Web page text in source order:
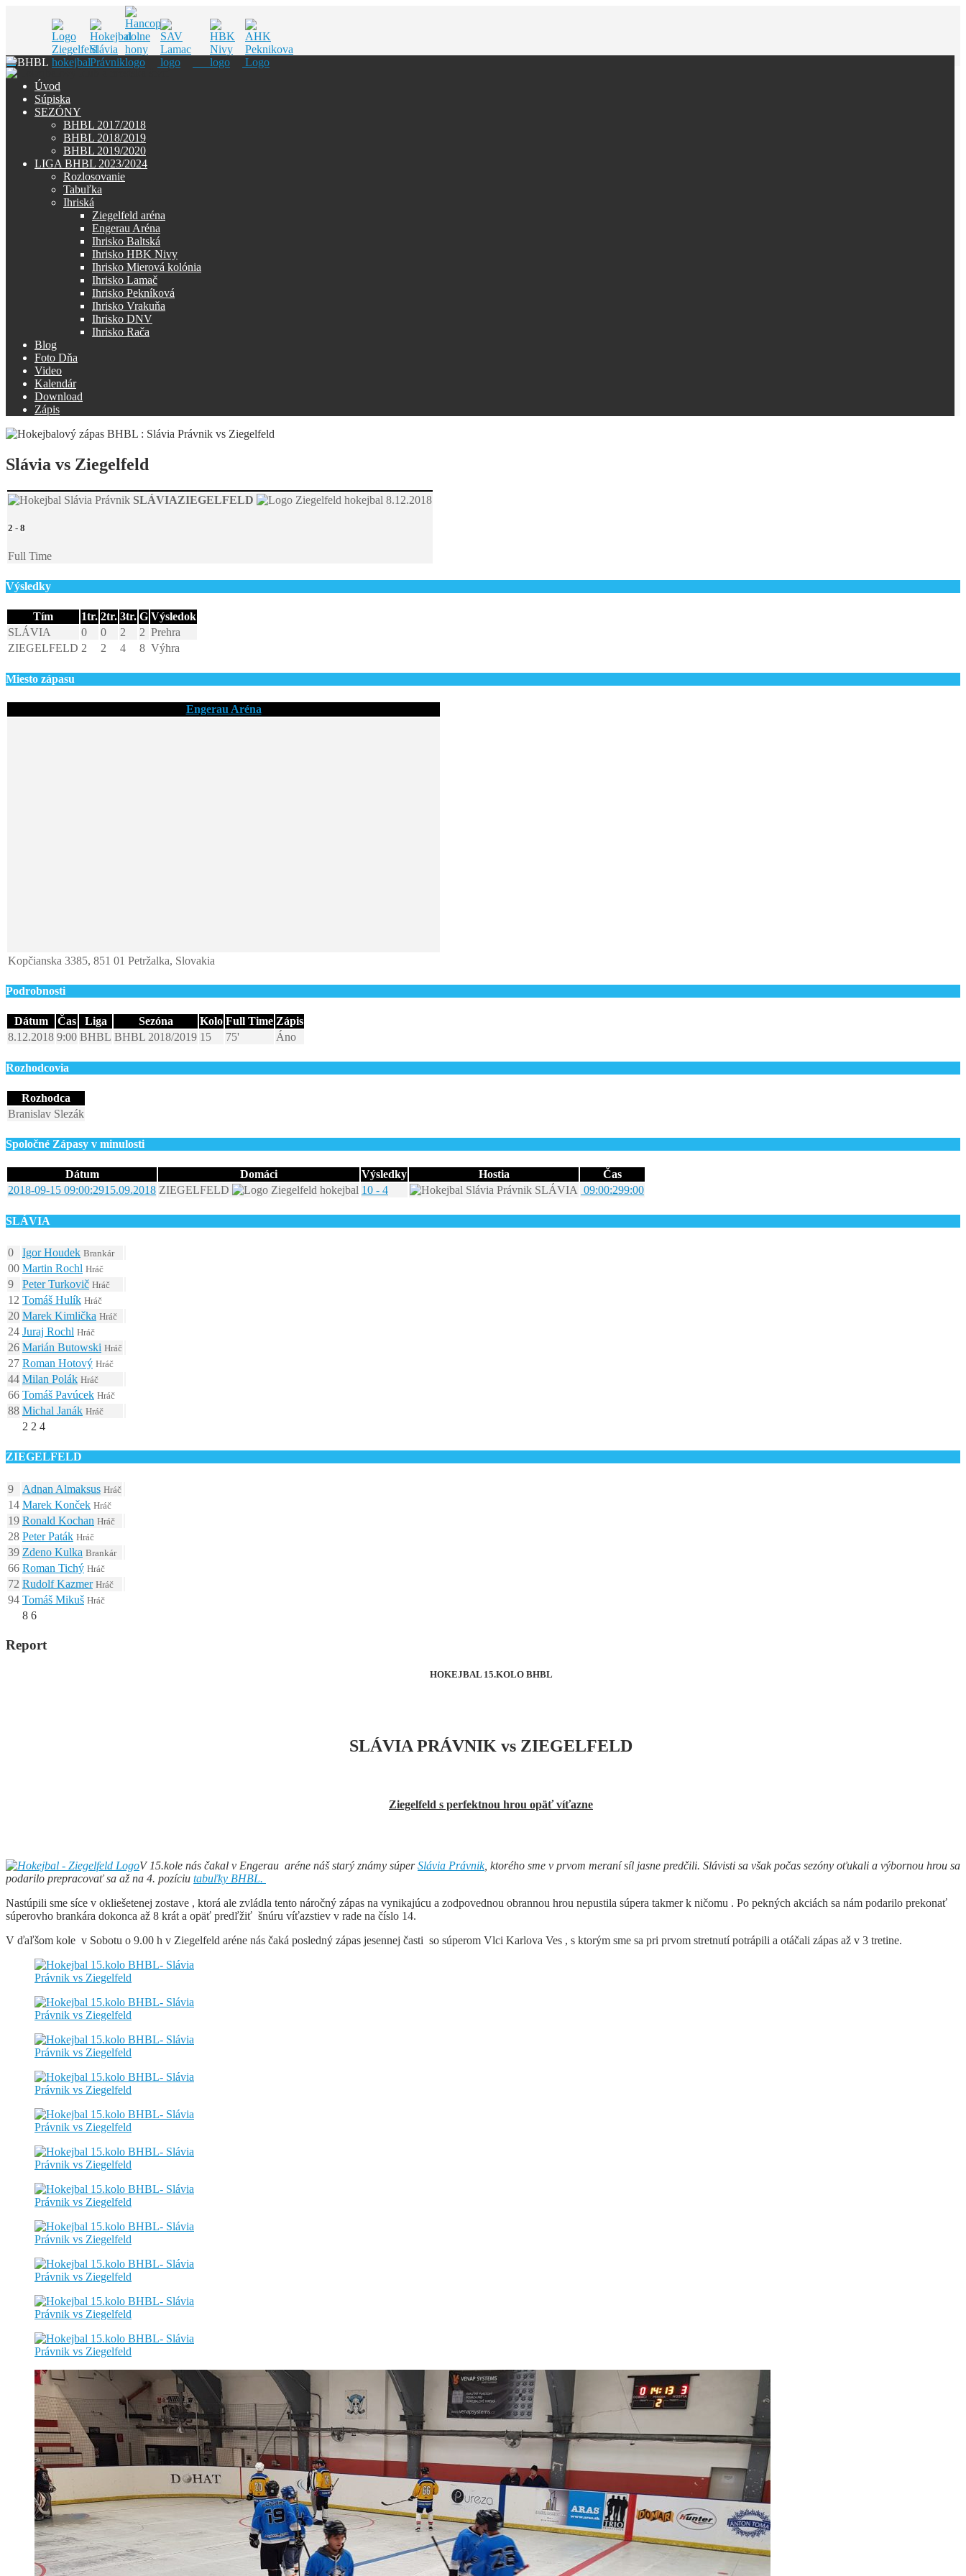
Skip
content
Úvod
Súpiska
SEZÓNY
BHBL 2017/2018
BHBL 2018/2019
BHBL 2019/2020
LIGA BHBL 2023/2024
Rozlosovanie
Tabuľka
Ihriská
Ziegelfeld aréna
Engerau Aréna
Ihrisko Baltská
Ihrisko HBK Nivy
Ihrisko Mierová kolónia
Ihrisko Lamač
Ihrisko Pekníková
Ihrisko Vrakuňa
Ihrisko DNV
Ihrisko Rača
Blog
Foto Dňa
Video
Kalendár
Download
Zápis
Slávia vs Ziegelfeld
SLÁVIAZIEGELFELD 8.12.2018
2 - 8
Full Time
Výsledky
Tím 1tr. 2tr. 3tr. G Výsledok
SLÁVIA
0 0 2 2 Prehra
ZIEGELFELD 2 2 4 8 Výhra
Miesto zápasu
Engerau Aréna
Kopčianska 3385, 851 01 Petržalka, Slovakia
Podrobnosti
Dátum Čas Liga Sezóna Kolo Full Time Zápis
8.12.2018 9:00 BHBL BHBL 2018/2019 15 75' Áno
Rozhodcovia
Rozhodca
Branislav Slezák
Spoločné Zápasy v minulosti
Dátum Domáci Výsledky Hostia
Čas
2018-09-15 09:00:2915.09.2018 ZIEGELFELD 10 - 4 SLÁVIA 09:00:299:00
SLÁVIA
0 Igor Houdek Brankár
00 Martin Rochl Hráč
9 Peter Turkovič Hráč
12 Tomáš Hulík Hráč
20 Marek Kimlička Hráč
24 Juraj Rochl Hráč
26 Marián Butowski Hráč
27 Roman Hotový Hráč
44 Milan Polák Hráč
66 Tomáš Pavúcek Hráč
88 Michal Janák Hráč
2 2 4
ZIEGELFELD
9 Adnan Almaksus Hráč
14 Marek Konček Hráč
19 Ronald Kochan Hráč
28 Peter Paták Hráč
39 Zdeno Kulka Brankár
66 Roman Tichý Hráč
72 Rudolf Kazmer Hráč
94 Tomáš Mikuš Hráč
8 6
Report
HOKEJBAL 15.KOLO BHBL
SLÁVIA PRÁVNIK vs ZIEGELFELD
Ziegelfeld s perfektnou hrou opäť víťazne
V 15.kole nás čakal v Engerau aréne náš starý známy súperSlávia Právnik, ktorého sme v prvom meraní síl jasne predčili. Slávisti sa však počas sezóny oťukali a výbornou hrou sa
podarilo prepracovať sa až na 4. pozíciu tabuľky BHBL.
Nastúpili sme síce v okliešetenej zostave , ktorá ale zvládla tento náročný zápas na vynikajúcu a zodpovednou obrannou hrou nepustila súpera takmer k ničomu . Po pekných akciách sa nám podarilo prekonať
súperovho brankára dokonca až 8 krát a opäť predľžiť šnúru víťazstiev v rade na číslo 14.
V ďaľšom kole v Sobotu o 9.00 h v Ziegelfeld aréne nás čaká posledný zápas jesennej časti so súperom Vlci Karlova Ves , s ktorým sme sa pri prvom stretnutí potrápili a otáčali zápas až v 3 tretine.